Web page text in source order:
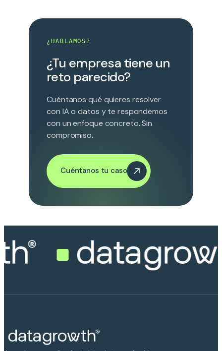
¿HABLAMOS?
¿Tu empresa tiene un
reto parecido?
Cuéntanos qué quieres resolver
con IA o datos y te respondemos
con un enfoque concreto. Sin
compromiso.
Cuéntanos tu caso